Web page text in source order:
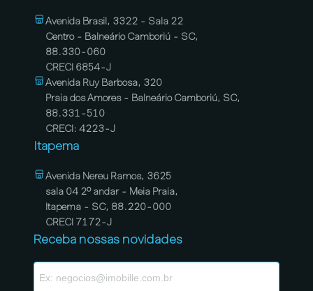
Avenida Brasil, 3322 - Sala 22
Centro - Balneário Camboriú - SC,
88.330-060
CRECI 6854-J
Avenida Ruy Barbosa, 320
Praia dos Amores - Balneário Camboriú, SC,
88.331-510
CRECI: 4223-J
Itapema
Avenida Nereu Ramos, 3625
sala 04 2º andar - Meia Praia,
Itapema - SC, 88.220-000
CRECI 7172-J
Receba nossas novidades